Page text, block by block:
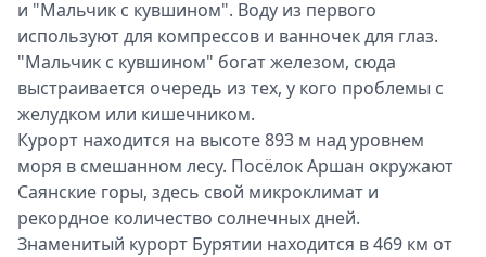
и "Мальчик с кувшином". Воду из первого
используют для компрессов и ванночек для глаз.
"Мальчик с кувшином" богат железом, сюда
выстраивается очередь из тех, у кого проблемы с
желудком или кишечником.
Курорт находится на высоте 893 м над уровнем
моря в смешанном лесу. Посёлок Аршан окружают
Саянские горы, здесь свой микроклимат и
рекордное количество солнечных дней.
Знаменитый курорт Бурятии находится в 469 км от